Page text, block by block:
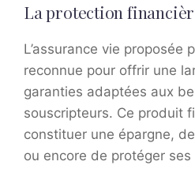
La protection
L’assurance vie proposée
reconnue pour offrir une
garanties adaptées aux
souscripteurs. Ce produit
constituer une épargne,
ou encore de protéger ses